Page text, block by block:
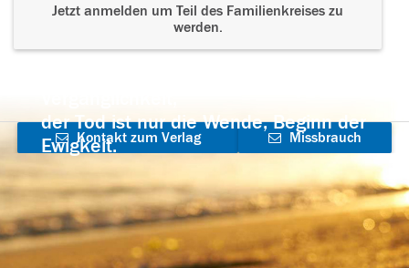
Jetzt anmelden um Teil des Familienkreises zu
werden.
der Tod ist nur die Wende, Beginn der
Ewigkeit.
Kontakt zum Verlag
aufnehmen
Missbrauch